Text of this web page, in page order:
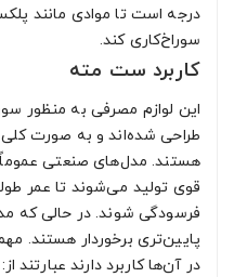
درجه است تا موادی مانند
سوراخ‌کاری کند.
کاربرد ست مته
این لوازم مصرفی به منظور
طراحی شده‌اند و به صورت کلی
هستند. مدل‌های صنعتی عموماً
قوی تولید می‌شوند تا عمر
فرسودگی شوند. در حالی که
پایین‌تری برخوردار هستند.
در آن‌ها کاربرد دارند عبارتند از: